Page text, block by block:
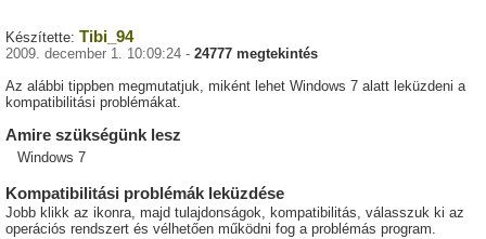
Készítette: Tibi_94
2009. december 1. 10:09:24 - 24777 megtekintés
Az alábbi tippben megmutatjuk, miként lehet Windows 7 alatt leküzdeni a
kompatibilitási problémákat.
Amire szükségünk lesz
Windows 7
Kompatibilitási problémák leküzdése
Jobb klikk az ikonra, majd tulajdonságok, kompatibilitás, válasszuk ki az
operációs rendszert és vélhetően működni fog a problémás program.